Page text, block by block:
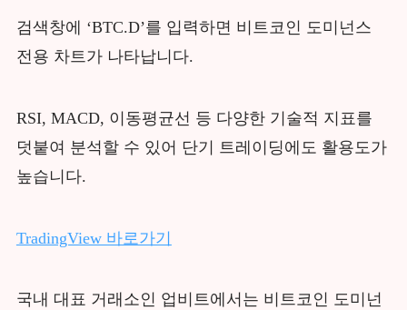
검색창에 ‘BTC.D’를 입력하면 비트코인 도미넌스
전용 차트가 나타납니다.
RSI, MACD, 이동평균선 등 다양한 기술적 지표를
덧붙여 분석할 수 있어 단기 트레이딩에도 활용도가
높습니다.
TradingView 바로가기
국내 대표 거래소인 업비트에서는 비트코인 도미넌